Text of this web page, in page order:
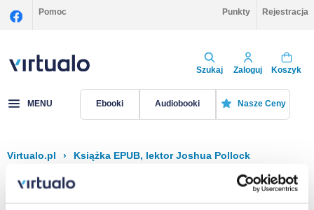
Pomoc Punkty Rejestracja
Szukaj Zaloguj Koszyk
MENU Ebooki Audiobooki Nasze Ceny
Virtualo.pl › Książka EPUB, lektor Joshua Pollock
Filtruj Sortuj